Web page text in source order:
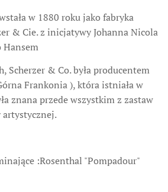
w 1880 roku jako fabryka
& Cie. z inicjatywy Johanna Nicola
Hansem
Scherzer & Co. była producentem
Frankonia ), która istniała w
znana przede wszystkim z zastaw
artystycznej.
:Rosenthal "Pompadour"